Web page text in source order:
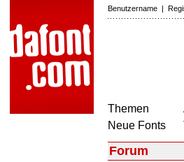
Benutzername |
Themen
Neue Fonts
Forum